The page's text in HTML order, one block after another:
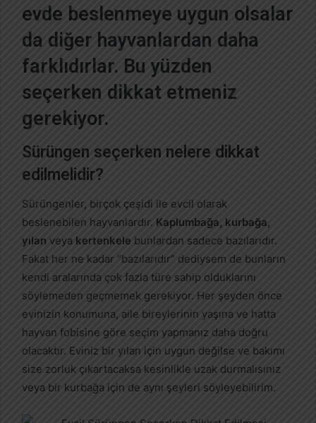
evde beslenmeye uygun olsalar
da diğer hayvanlardan daha
farklıdırlar. Bu yüzden
seçerken dikkat etmeniz
gerekiyor.
Sürüngen seçerken nelere dikkat
edilmelidir?
Sürüngenler, birçok çeşidi ile evcil olarak
beslenebilen hayvanlardır. Kaplumbağa, kurbağa,
yılan veya kertenkele bunlardan sadece bazılarıdır.
Fakat her ne kadar “bazılarıdır” dediysem de bunların
kendi aralarında çok fazla türe sahip olduklarını
söylemeden geçmemek gerekiyor. Her şeyden önce
evinizin konumuna, aile bireylerinin yaşına ve hatta
hayvan fobisine göre seçim yapmanız daha doğru
olacaktır. Eviniz bir yılan için uygun değilse ve bakımı
size zorluk çıkartacaksa kesinlikle uzak durmalısınız
veya bir kurbağa için de aynı şeyleri söyleyebilirim.